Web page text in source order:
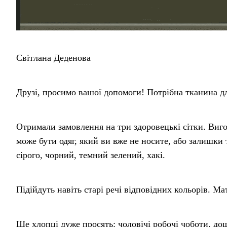
Світлана Деденова
Друзі, просимо вашої допомоги! Потрібна тканина
Отримали замовлення на три здоровецькі сітки.
може бути одяг, який ви вже не носите, або залишки
сірого, чорний, темний зелений, хакі.
Підійдуть навіть старі речі відповідних кольорів.
Ще хлопці дуже просять: чоловічі робочі чоботи,